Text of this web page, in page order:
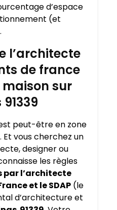
d’espace
(et
l’architecte
de france
sur
peut-être en zone
vous cherchez un
designer ou
les règles
par l’architecte
et le SDAP (le
d’architecture et